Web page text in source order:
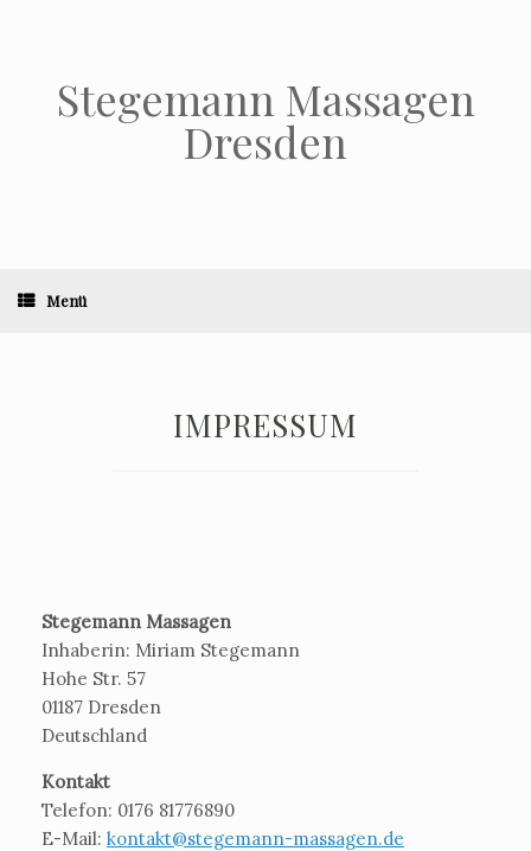
Stegemann Massagen
Dresden
Menü
IMPRESSUM
Stegemann Massagen
Inhaberin: Miriam Stegemann
Hohe Str. 57
01187 Dresden
Deutschland
Kontakt
Telefon: 0176 81776890
E-Mail: kontakt@stegemann-massagen.de